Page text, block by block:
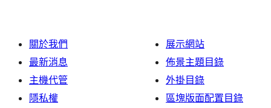
關於我們
最新消息
主機代管
隱私權
展示網站
佈景主題目錄
外掛目錄
區塊版面配置目錄